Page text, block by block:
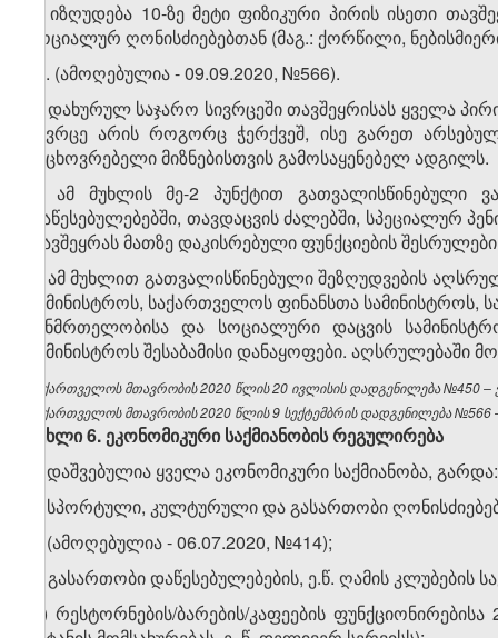
1. იზღუდება 10-ზე მეტი ფიზიკური პირის ისეთი
სოციალურ ღონისძიებებთან (მაგ.: ქორწილი,
. (ამოღებულია - 09.09.2020, №566).
2. დახურულ საჯარო სივრცეში თავშეყრისას ყველა
სივრცე არის როგორც ჭერქვეშ, ისე გარეთ
საცხოვრებელი მიზნებისთვის გამოსაყენებელ ადგილს.
3. ამ მუხლის მე-2 პუნქტით გათვალისწინებული
დაწესებულებებში, თავდაცვის ძალებში, სპეციალურ
თავშეყრას მათზე დაკისრებული ფუნქციების
4. ამ მუხლით გათვალისწინებული შეზღუდვების
სამინისტროს, საქართველოს ფინანსთა
ჯანმრთელობისა და სოციალური დაცვის
სამინისტროს შესაბამისი დანაყოფები.
საქართველოს მთავრობის 2020 წლის 20 ივლისის დადგენილება №450 –
საქართველოს მთავრობის 2020 წლის 9 სექტემბრის დადგენილება №566
მუხლი6.ეკონომიკური საქმიანობისრეგულირება
1. დაშვებულია ყველა ეკონომიკური საქმიანობა, გარდა:
ა) სპორტული, კულტურული და გასართობი
ბ) (ამოღებულია - 06.07.2020, №414);
გ) გასართობი დაწესებულებების, ე.წ. ღამის კლუბების
დ) რესტორნების/ბარების/კაფეების